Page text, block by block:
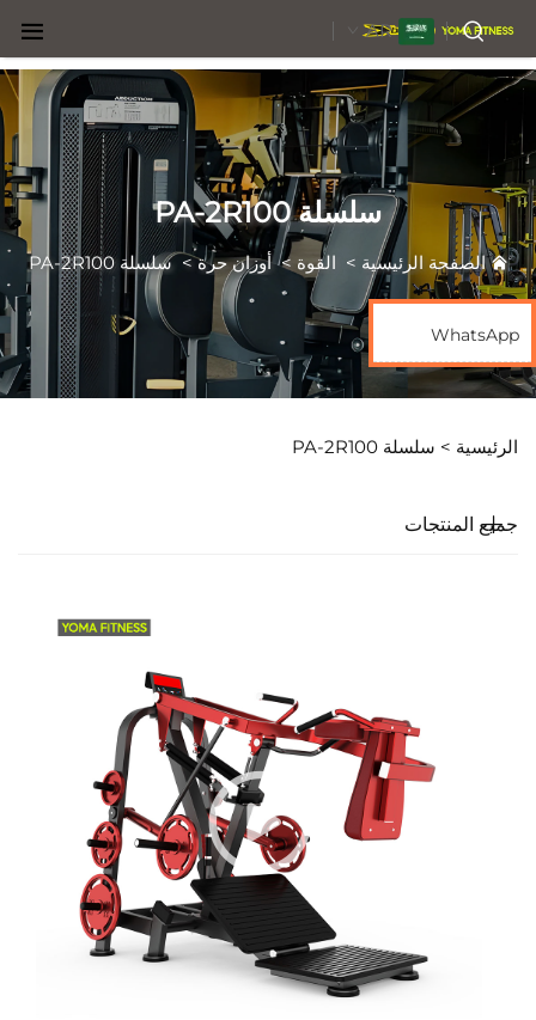
AR
سلسلة PA-2R100
الصفحة الرئيسية > القوة >أوزان حرة>سلسلة PA-2R100
الرئيسية > سلسلة PA-2R100
جميع المنتجات
WhatsApp